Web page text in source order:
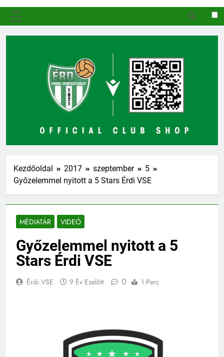
Kezdőoldal 2017 szeptember
5
Győzelemmel nyitott a 5 Stars Érdi VSE
MÉDIATÁR VIDEÓ
Győzelemmel nyitott a 5
Stars Érdi VSE
Érdi VSE 9 Év Ezelőtt 0 1 Perc